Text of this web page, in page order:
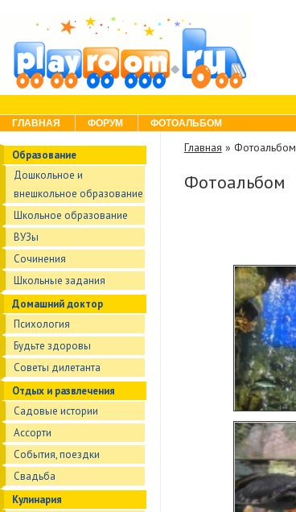
Menu
Skip to content
ГЛАВНАЯ ФОРУМ ФОТОАЛЬБОМ
Образование
Дошкольное и
внешкольное образование
Школьное образование
ВУЗы
Сочинения
Школьные задания
Домашний доктор
Психология
Будьте здоровы
Советы дилетанта
Отдых и развлечения
Садовые истории
Ассорти
События, поездки
Свадьба
Кулинария
Главная » Фотоальбом
Фотоальбом